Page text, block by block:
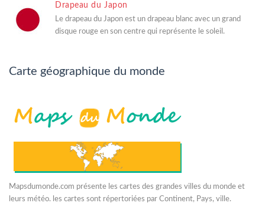
Drapeau du Japon
Le drapeau du Japon est un drapeau blanc avec un grand
disque rouge en son centre qui représente le soleil.
Carte géographique du monde
Mapsdumonde.com présente les cartes des grandes villes du monde et
leurs météo. les cartes sont répertoriées par Continent, Pays, ville.